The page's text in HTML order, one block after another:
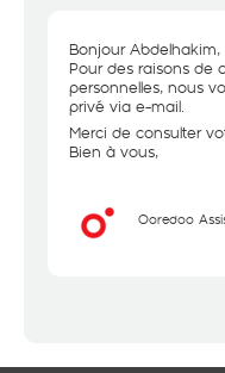
Bonjour Abdelhakim,
Pour des raisons de
personnelles, nous
privé via e-mail.
Merci de consulter
Bien à vous,
Ooredoo